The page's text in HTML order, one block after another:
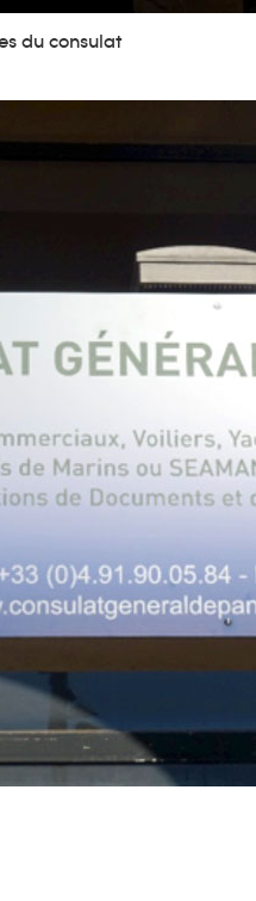
du consulat